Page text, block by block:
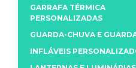
GARRAFA TÉRMICA
PERSONALIZADAS
GUARDA-CHUVA E
INFLÁVEIS